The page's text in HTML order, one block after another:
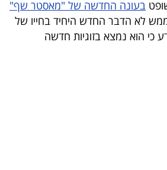
בעונה החדשה של "מאסטר שף"
שזה ממש לא הדבר החדש היחיד בחייו של
כי הוא נמצא בזוגיות חדשה